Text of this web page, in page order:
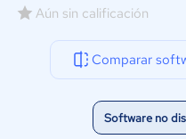
Aún sin calificación
Comparar
Software no